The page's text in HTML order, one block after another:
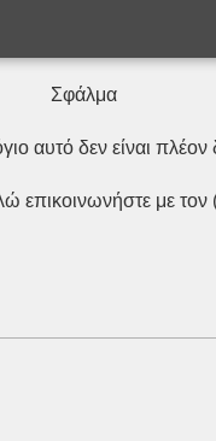
Σφάλμα
αυτό δεν είναι πλέον
επικοινωνήστε με